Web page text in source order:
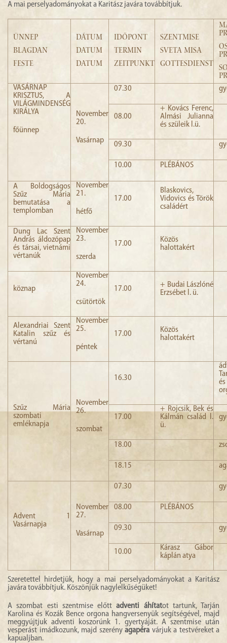
MISA
ŽUPA
MOLITVA
VEZE
A mai perselyadományokat a Karitász javára továbbítjuk.
ÜNNEP
BLAGDAN
FESTE
DÁTUM
DATUM
DATUM
IDŐPONT
TERMIN
ZEITPUNKT
SZENTMISE
SVETA MISA
GOTTESDIENST
VASÁRNAP
KRISZTUS, A
VILÁGMINDENSÉG
KIRÁLYA
főünnep
November
20.
Vasárnap
07.30
08.00
+ Kovács Ferenc,
Almási Julianna
és szüleik l.ü.
09.30
10.00 PLÉBÁNOS
A Boldogságos
Szűz Mária
bemutatása a
templomban
November
21.
hétfő
17.00
Blaskovics,
Vidovics és Török
családért
Dung Lac Szent
András áldozópap
és társai, vietnámi
vértanúk
November
23.
szerda
17.00
Közös
halottakért
köznap
November
24.
csütörtök
17.00
+ Budai Lászlóné
Erzsébet l. ü.
Alexandriai Szent
Katalin szűz és
vértanú
November
25.
péntek
17.00
Közös
halottakért
Szűz Mária
szombati
emléknapja
November
26.
szombat
16.30
17.00
+ Rojcsik, Bek és
Kálmán család l.
ü.
18.00
18.15
Advent 1
Vasárnapja
November
27.
Vasárnap
07.30
08.00 PLÉBÁNOS
09.30
10.00
Kárasz Gábor
káplán atya
Szeretettel hirdetjük, hogy a mai perselyadományokat a Karitász
javára továbbítjuk. Köszönjük nagylelkűségüket!
A szombat esti szentmise előttadventi áhítatot tartunk, Tarján
Karolina és Kozák Bence orgona hangversenyük segítségével, majd
meggyújtjuk adventi koszorúnk 1. gyertyáját. A szentmise után
vesperást imádkozunk, majd szerény agapéra várjuk a testvéreket a
kapualjban.